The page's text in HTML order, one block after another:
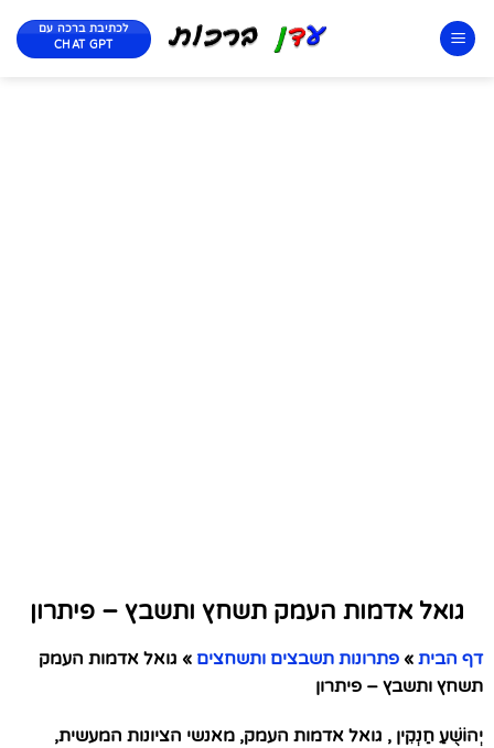
לכתיבת ברכה עם
CHAT GPT
גואל אדמות העמק תשחץ ותשבץ – פיתרון
דף הבית » פתרונות תשבצים ותשחצים » גואל אדמות העמק
תשחץ ותשבץ – פיתרון
יְהוֹשֻׁעַ חַנְקִין , גואל אדמות העמק, מאנשי הציונות המעשית,